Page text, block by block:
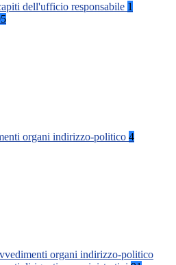
dell'ufficio responsabile 1
organi indirizzo-politico 4
organi indirizzo-politico